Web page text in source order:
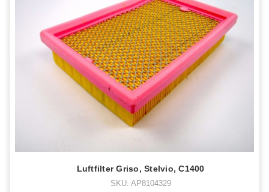
Luftfilter Griso, Stelvio, C1400
SKU: AP8104329